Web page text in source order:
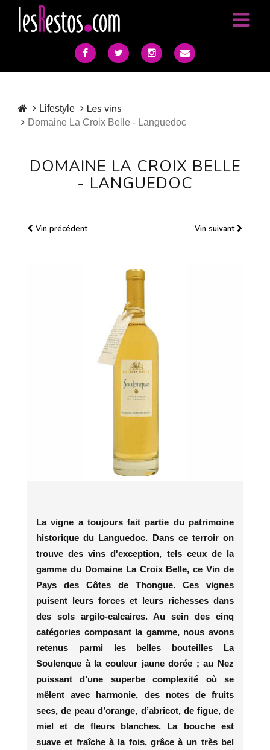
Lifestyle Les vins
Domaine La Croix Belle - Languedoc
DOMAINE LA CROIX BELLE
- LANGUEDOC
Vin précédent Vin suivant
La vigne a toujours fait partie du patrimoine
historique du Languedoc. Dans ce terroir on
trouve des vins d'exception, tels ceux de la
gamme duDomaine La Croix Belle, ce Vin de
Pays des Côtes de Thongue. Ces vignes
puisent leurs forces et leurs richesses dans
des sols argilo-calcaires. Au sein des cinq
catégories composant la gamme, nous avons
retenus parmi les belles bouteilles La
Soulenque à la couleur jaune dorée ; au Nez
puissant d’une superbe complexité où se
mêlent avec harmonie, des notes de fruits
secs, de peau d’orange, d’abricot, de figue, de
miel et de fleurs blanches. La bouche est
suave et fraîche à la fois, grâce à un très bel